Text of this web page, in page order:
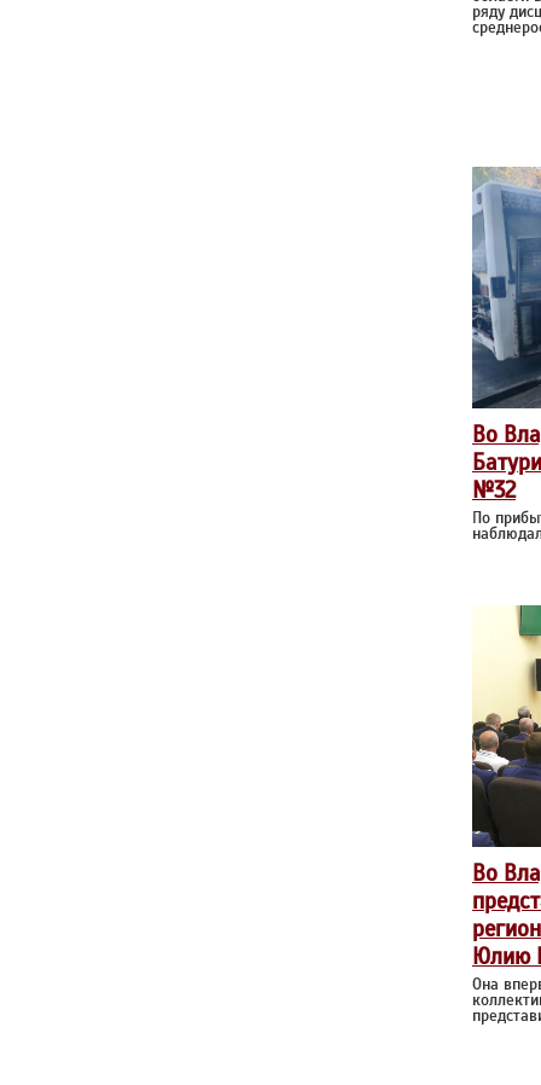
ряду
Во
№32
По
Во
Юлию
Она